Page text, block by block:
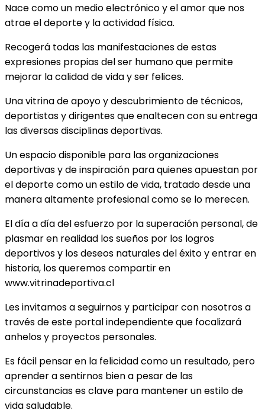
Nace como un medio electrónico y el amor que nos
atrae el deporte y la actividad física.
Recogerá todas las manifestaciones de estas
expresiones propias del ser humano que permite
mejorar la calidad de vida y ser felices.
Una vitrina de apoyo y descubrimiento de técnicos,
deportistas y dirigentes que enaltecen con su entrega
las diversas disciplinas deportivas.
Un espacio disponible para las organizaciones
deportivas y de inspiración para quienes apuestan por
el deporte como un estilo de vida, tratado desde una
manera altamente profesional como se lo merecen.
El día a día del esfuerzo por la superación personal, de
plasmar en realidad los sueños por los logros
deportivos y los deseos naturales del éxito y entrar en
historia, los queremos compartir en
www.vitrinadeportiva.cl
Les invitamos a seguirnos y participar con nosotros a
través de este portal independiente que focalizará
anhelos y proyectos personales.
Es fácil pensar en la felicidad como un resultado, pero
aprender a sentirnos bien a pesar de las
circunstancias es clave para mantener un estilo de
vida saludable.